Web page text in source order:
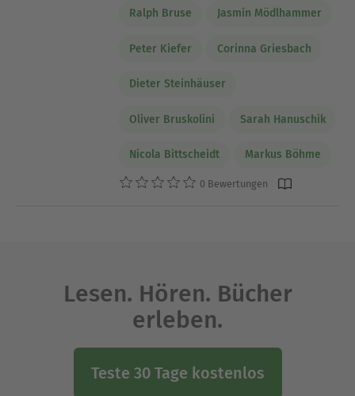
Ralph Bruse Jasmin Mödlhammer
Peter Kiefer Corinna Griesbach
Dieter Steinhäuser
Oliver Bruskolini Sarah Hanuschik
Nicola Bittscheidt Markus Böhme
0 Bewertungen
Lesen. Hören. Bücher
erleben.
Teste 30 Tage kostenlos